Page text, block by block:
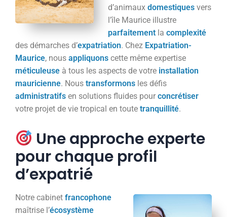
d’animauxdomestiques vers
l’île Maurice illustre
parfaitement lacomplexité
des démarches d’expatriation. Chez Expatriation-
Maurice, nous appliquons cette même expertise
méticuleuse à tous les aspects de votre installation
mauricienne. Nous transformons les défis
administratifs en solutions fluides pour concrétiser
votre projet de vie tropical en toute tranquillité.
Une approche experte
pour chaque profil
d’expatrié
Notre cabinet francophone
maîtrise l’écosystème